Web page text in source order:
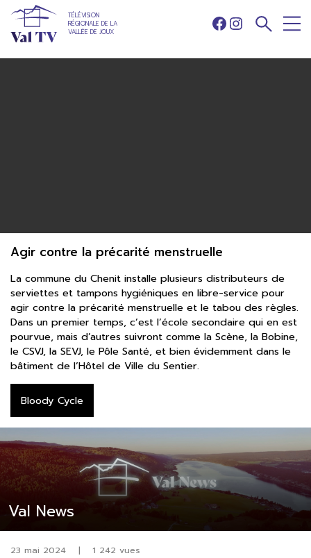
TÉLÉVISION
RÉGIONALE DE LA
VALLÉE DE JOUX
Facebook
Instagram
Val News
23 mai 2024 | 1 242 vues
Agir contre la précarité menstruelle
La commune du Chenit installe plusieurs distributeurs de
serviettes et tampons hygiéniques en libre-service pour
agir contre la précarité menstruelle et le tabou des règles.
Dans un premier temps, c’est l’école secondaire qui en est
pourvue, mais d’autres suivront comme la Scène, la Bobine,
le CSVJ, la SEVJ, le Pôle Santé, et bien évidemment dans le
bâtiment de l’Hôtel de Ville du Sentier.
Bloody Cycle